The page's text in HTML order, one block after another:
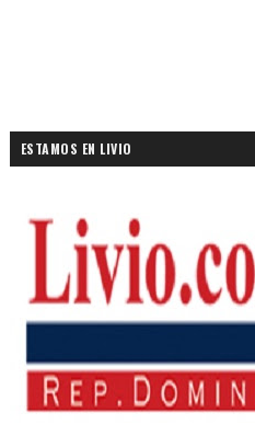
ESTAMOS EN LIVIO